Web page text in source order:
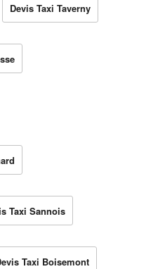
Devis Taxi Taverny
Taxi Sannois
Taxi Boisemont